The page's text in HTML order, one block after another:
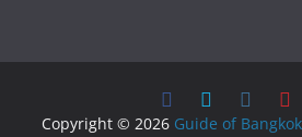
Copyright © 2026 Guide of Bangkok